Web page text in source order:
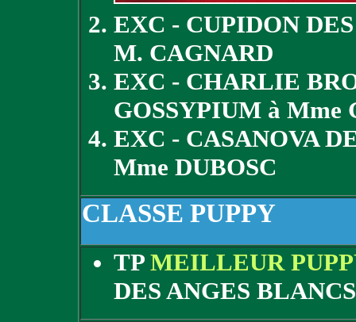
EXC - CUPIDON
M. CAGNARD
EXC - CHARLIE
GOSSYPIUM à Mme
EXC - CASANOVA
Mme DUBOSC
CLASSE PUPPY
TP MEILLEUR
DES ANGES